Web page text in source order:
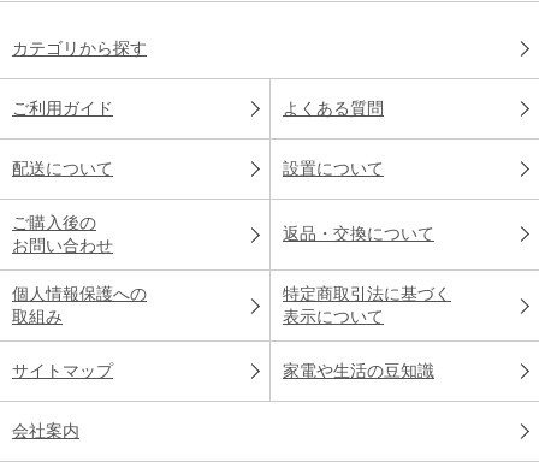
カテゴリから探す
ご利用ガイド よくある質問
配送について 設置について
ご購入後の
お問い合わせ
返品・交換について
個人情報保護への
取組み
特定商取引法に基づく
表示について
サイトマップ 家電や生活の豆知識
会社案内